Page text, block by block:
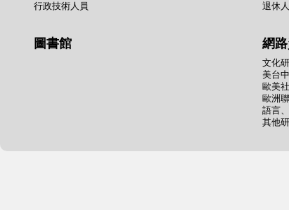
行政技術人員
退休
圖書館 網
文化
美台
歐美
歐洲
語言
其他